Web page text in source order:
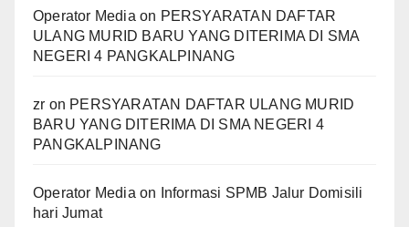
Operator Media on PERSYARATAN DAFTAR
ULANG MURID BARU YANG DITERIMA DI SMA
NEGERI 4 PANGKALPINANG
zr on PERSYARATAN DAFTAR ULANG MURID
BARU YANG DITERIMA DI SMA NEGERI 4
PANGKALPINANG
Operator Media on
Informasi SPMB Jalur Domisili
hari Jumat